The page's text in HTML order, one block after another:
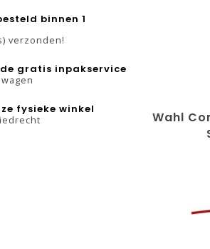
binnen 1
verzonden!
gratis inpakservice
fysieke winkel
Wahl